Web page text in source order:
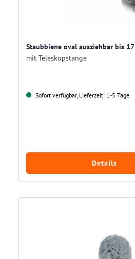
Staubbiene oval ausziehbar bis
mit Teleskopstange
Sofort verfügbar, Lieferzeit: 1-5 Tage
Details